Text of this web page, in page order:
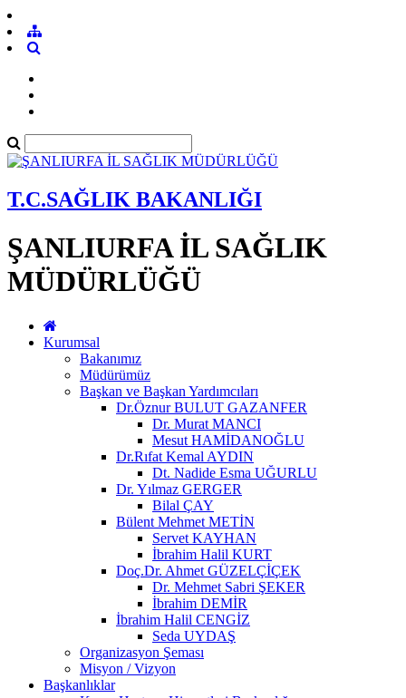
T.C.SAĞLIK BAKANLIĞI
ŞANLIURFA İL SAĞLIK
MÜDÜRLÜĞÜ
Kurumsal
Bakanımız
Müdürümüz
Başkan ve Başkan Yardımcıları
Dr.Öznur BULUT GAZANFER
Dr. Murat MANCI
Mesut HAMİDANOĞLU
Dr.Rıfat Kemal AYDIN
Dt. Nadide Esma UĞURLU
Dr. Yılmaz GERGER
Bilal ÇAY
Bülent Mehmet METİN
Servet KAYHAN
İbrahim Halil KURT
Doç.Dr. Ahmet GÜZELÇİÇEK
Dr. Mehmet Sabri ŞEKER
İbrahim DEMİR
İbrahim Halil CENGİZ
Seda UYDAŞ
Organizasyon Şeması
Misyon / Vizyon
Başkanlıklar